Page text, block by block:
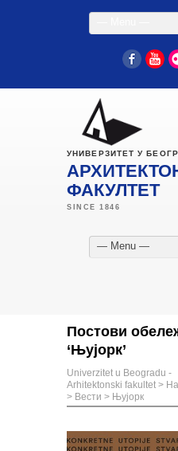
УНИВЕРЗИТЕТ У
ФАКУЛТЕТ
— Menu —
Постови
‘Њујорк’
Univerzitet u Beogradu -
Arhitektonski fakultet >
> Вести > Њујорк